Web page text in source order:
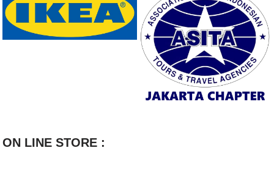
ON LINE STORE :